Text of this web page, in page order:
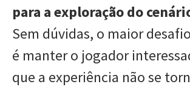
para a exploração do
Sem dúvidas, o maior
é manter o jogador
que a experiência não se